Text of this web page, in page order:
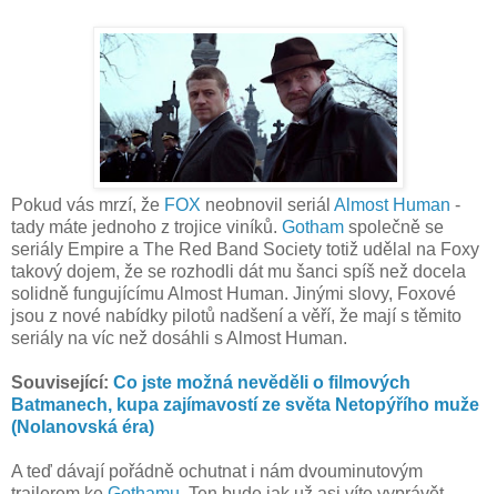
Pokud vás mrzí, že FOX neobnovil seriál Almost Human -
tady máte jednoho z trojice viníků. Gotham společně se
seriály Empire a The Red Band Society totiž udělal na Foxy
takový dojem, že se rozhodli dát mu šanci spíš než docela
solidně fungujícímu Almost Human. Jinými slovy, Foxové
jsou z nové nabídky pilotů nadšení a věří, že mají s těmito
seriály na víc než dosáhli s Almost Human.
Související: Co jste možná nevěděli o filmových
Batmanech, kupa zajímavostí ze světa Netopýřího muže
(Nolanovská éra)
A teď dávají pořádně ochutnat i nám dvouminutovým